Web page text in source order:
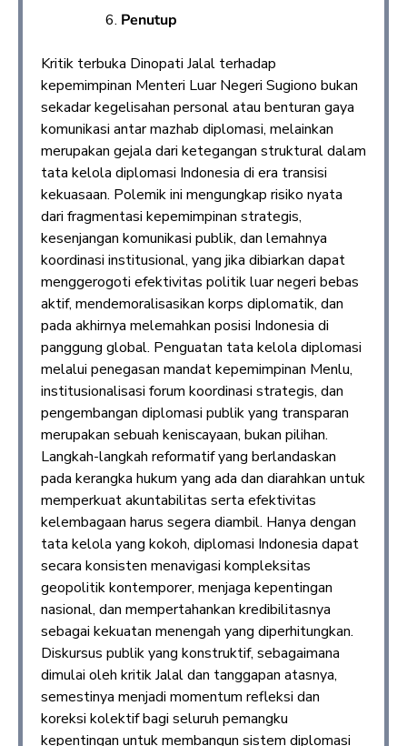
Penutup
Kritik terbuka Dinopati Jalal terhadap
kepemimpinan Menteri Luar Negeri Sugiono bukan
sekadar kegelisahan personal atau benturan gaya
komunikasi antar mazhab diplomasi, melainkan
merupakan gejala dari ketegangan struktural dalam
tata kelola diplomasi Indonesia di era transisi
kekuasaan. Polemik ini mengungkap risiko nyata
dari fragmentasi kepemimpinan strategis,
kesenjangan komunikasi publik, dan lemahnya
koordinasi institusional, yang jika dibiarkan dapat
menggerogoti efektivitas politik luar negeri bebas
aktif, mendemoralisasikan korps diplomatik, dan
pada akhirnya melemahkan posisi Indonesia di
panggung global. Penguatan tata kelola diplomasi
melalui penegasan mandat kepemimpinan Menlu,
institusionalisasi forum koordinasi strategis, dan
pengembangan diplomasi publik yang transparan
merupakan sebuah keniscayaan, bukan pilihan.
Langkah-langkah reformatif yang berlandaskan
pada kerangka hukum yang ada dan diarahkan untuk
memperkuat akuntabilitas serta efektivitas
kelembagaan harus segera diambil. Hanya dengan
tata kelola yang kokoh, diplomasi Indonesia dapat
secara konsisten menavigasi kompleksitas
geopolitik kontemporer, menjaga kepentingan
nasional, dan mempertahankan kredibilitasnya
sebagai kekuatan menengah yang diperhitungkan.
Diskursus publik yang konstruktif, sebagaimana
dimulai oleh kritik Jalal dan tanggapan atasnya,
semestinya menjadi momentum refleksi dan
koreksi kolektif bagi seluruh pemangku
kepentingan untuk membangun sistem diplomasi